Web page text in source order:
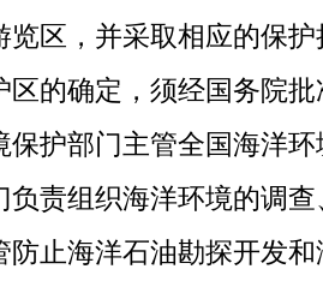
览区，并采取相应的保
区的确定，须经国务院批
保护部门主管全国海洋
负责组织海洋环境的调
防止海洋石油勘探开发